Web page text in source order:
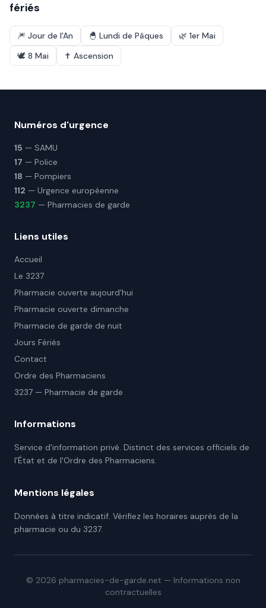
fériés
🎆 Jour de l'An 🐣 Lundi de Pâques 🌿 1er Mai
🕊️ 8 Mai ✝️ Ascension
Numéros d'urgence
15 — SAMU
17 — Police
18 — Pompiers
112 — Urgence européenne
3237 — Pharmacies de garde
Liens utiles
Accueil
Le 3237
Pharmacie ouverte aujourd'hui
Pharmacie ouverte dimanche
Pharmacie de garde de nuit
Jours Fériés
Contact
Ordre des Pharmaciens
3237 — Pharmacie de garde
Informations
Service d'information privé. Distinct des services officiels de
l'État et de l'Ordre des Pharmaciens.
Mentions légales
Données à titre indicatif. Vérifiez les horaires auprès de la
pharmacie ou du 3237.
© 2026 pharmacies-de-garde.net — Informations non
contractuelles